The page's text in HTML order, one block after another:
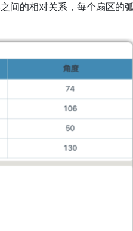
间的相对关系，每个扇区的弧